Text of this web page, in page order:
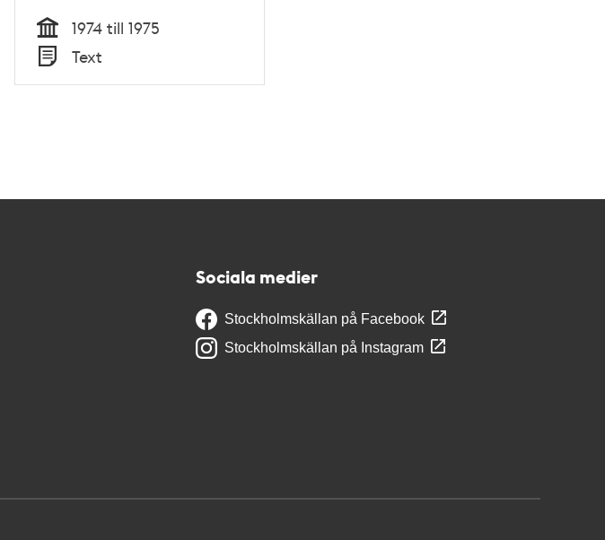
Tid
1974 till 1975
Typ
Text
Sociala medier
Stockholmskällan på Facebook
Stockholmskällan på Instagram